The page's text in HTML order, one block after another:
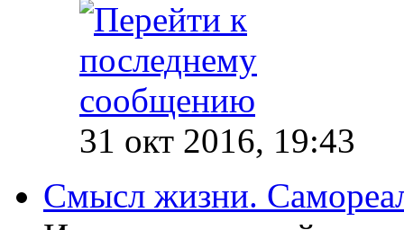
31 окт 2016, 19:43
Смысл жизни.